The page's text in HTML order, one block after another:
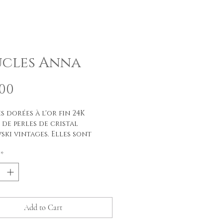
Anna
dorées à l'or fin 24K
de perles de cristal
vintages. Elles sont
l'or fin.
Multi couleurs
*
Add to Cart